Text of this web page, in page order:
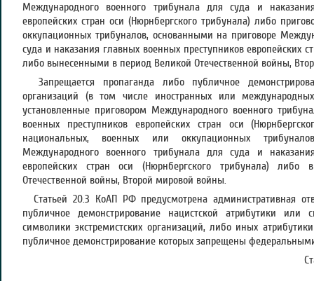
Международного военного трибунала для суда и
европейских стран оси (Нюрнбергского трибунала) либо
оккупационных трибуналов, основанными на приговоре
суда и наказания главных военных преступников европейских
либо вынесенными в период Великой Отечественной войны,
Запрещается пропаганда либо публичное
организаций (в том числе иностранных или
установленные приговором Международного военного
военных преступников европейских стран оси
национальных, военных или оккупационных
Международного военного трибунала для суда и
европейских стран оси (Нюрнбергского трибунала)
Отечественной войны, Второй мировой войны.
Статьей 20.3 КоАП РФ предусмотрена административная
публичное демонстрирование нацистской атрибутики
символики экстремистских организаций, либо иных
публичное демонстрирование которых запрещены